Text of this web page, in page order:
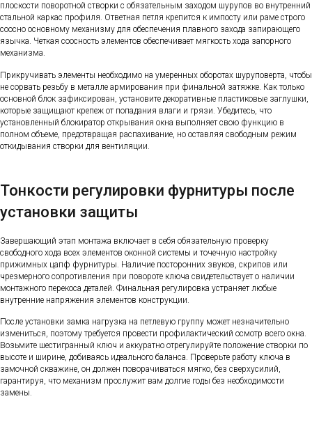
плоскости поворотной створки с обязательным заходом шурупов во внутренний
стальной каркас профиля. Ответная петля крепится к импосту или раме строго
соосно основному механизму для обеспечения плавного захода запирающего
язычка. Четкая соосность элементов обеспечивает мягкость хода запорного
механизма.
Прикручивать элементы необходимо на умеренных оборотах шуруповерта, чтобы
не сорвать резьбу в металле армирования при финальной затяжке. Как только
основной блок зафиксирован, установите декоративные пластиковые заглушки,
которые защищают крепеж от попадания влаги и грязи. Убедитесь, что
установленный блокиратор открывания окна выполняет свою функцию в
полном объеме, предотвращая распахивание, но оставляя свободным режим
откидывания створки для вентиляции.
Тонкости регулировки фурнитуры после
установки защиты
Завершающий этап монтажа включает в себя обязательную проверку
свободного хода всех элементов оконной системы и точечную настройку
прижимных цапф фурнитуры. Наличие посторонних звуков, скрипов или
чрезмерного сопротивления при повороте ключа свидетельствует о наличии
монтажного перекоса деталей. Финальная регулировка устраняет любые
внутренние напряжения элементов конструкции.
После установки замка нагрузка на петлевую группу может незначительно
измениться, поэтому требуется провести профилактический осмотр всего окна.
Возьмите шестигранный ключ и аккуратно отрегулируйте положение створки по
высоте и ширине, добиваясь идеального баланса. Проверьте работу ключа в
замочной скважине, он должен поворачиваться мягко, без сверхусилий,
гарантируя, что механизм прослужит вам долгие годы без необходимости
замены.